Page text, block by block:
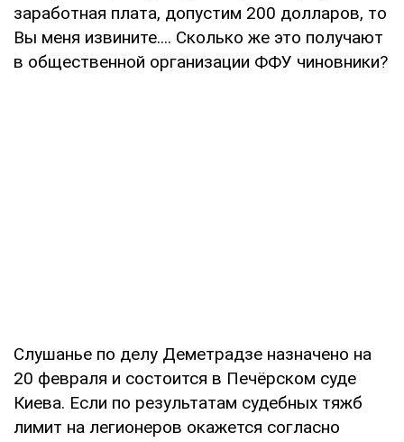
заработная плата, допустим 200 долларов, то
Вы меня извините.... Сколько же это получают
в общественной организации ФФУ чиновники?
Слушанье по делу Деметрадзе назначено на
20 февраля и состоится в Печёрском суде
Киева. Если по результатам судебных тяжб
лимит на легионеров окажется согласно